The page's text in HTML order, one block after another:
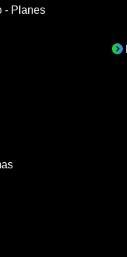
- Planes